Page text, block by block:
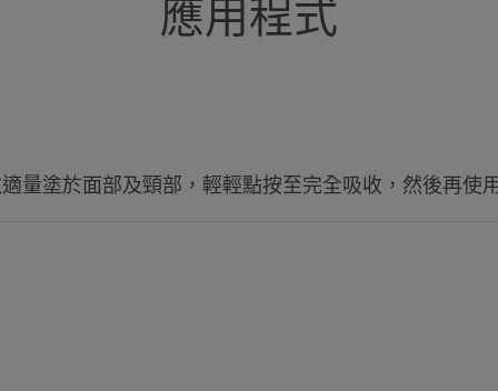
應用程式
量塗於面部及頸部，輕輕點按至完全吸收，然後再使